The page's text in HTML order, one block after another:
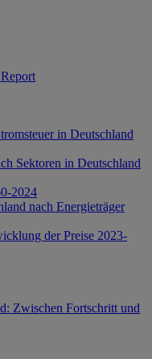
in Deutschland
Sektoren in Deutschland
2024
nach Energieträger
der Preise 2023-
Zwischen Fortschritt und